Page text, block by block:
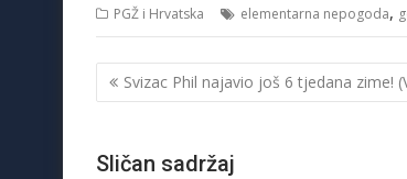
PGŽ i Hrvatska elementarna nepogoda,
Navigacija
objava
Svizac Phil najavio još 6 tjedana zime!
Sličan sadržaj